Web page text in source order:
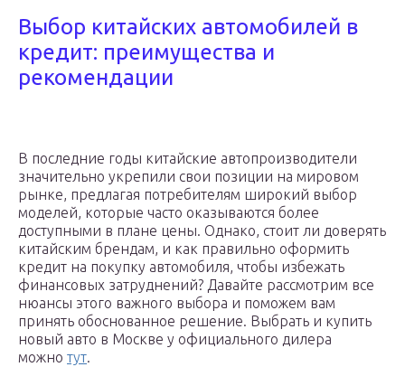
Выбор китайских автомобилей в
кредит: преимущества и
рекомендации
В последние годы китайские автопроизводители
значительно укрепили свои позиции на мировом
рынке, предлагая потребителям широкий выбор
моделей, которые часто оказываются более
доступными в плане цены. Однако, стоит ли доверять
китайским брендам, и как правильно оформить
кредит на покупку автомобиля, чтобы избежать
финансовых затруднений? Давайте рассмотрим все
нюансы этого важного выбора и поможем вам
принять обоснованное решение. Выбрать и купить
новый авто в Москве у официального дилера
можно тут.